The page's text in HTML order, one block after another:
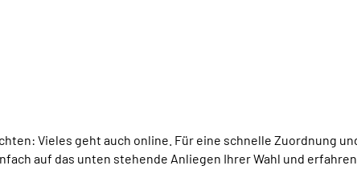
Vieles geht auch online. Für eine schnelle Zuordnung
auf das unten stehende Anliegen Ihrer Wahl und erfahren